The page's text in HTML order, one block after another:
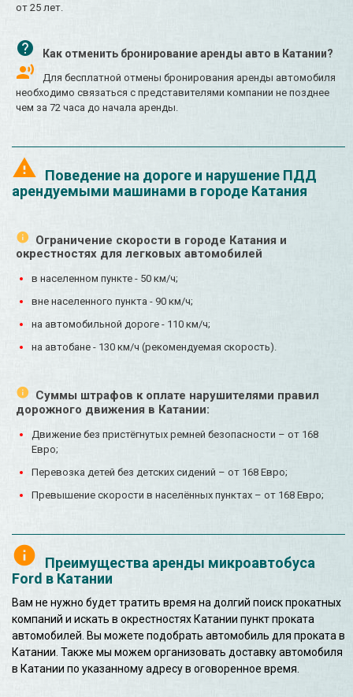
от 25 лет.
Как отменить бронирование аренды авто в Катании?
Для бесплатной отмены бронирования аренды автомобиля
необходимо связаться с представителями компании не позднее
чем за 72 часа до начала аренды.
Поведение на дороге и нарушение ПДД
арендуемыми машинами в городе Катания
Ограничение скорости в городе Катания и
окрестностях для легковых автомобилей
в населенном пункте - 50 км/ч;
вне населенного пункта - 90 км/ч;
на автомобильной дороге - 110 км/ч;
на автобане - 130 км/ч (рекомендуемая скорость).
Суммы штрафов к оплате нарушителями правил
дорожного движения в Катании:
Движение без пристёгнутых ремней безопасности – от 168
Евро;
Перевозка детей без детских сидений – от 168 Евро;
Превышение скорости в населённых пунктах – от 168 Евро;
Преимущества аренды микроавтобуса
Ford в Катании
Вам не нужно будет тратить время на долгий поиск прокатных
компаний и искать в окрестностях Катании пункт проката
автомобилей. Вы можете подобрать автомобиль для проката в
Катании. Также мы можем организовать доставку автомобиля
в Катании по указанному адресу в оговоренное время.